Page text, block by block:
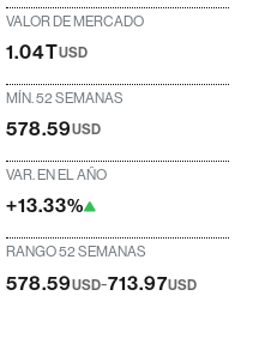
VALOR DE MERCADO
1.04TUSD
MÍN. 52 SEMANAS
578.59USD
VAR. EN EL AÑO
+13.33%
RANGO 52 SEMANAS
578.59USD-713.97USD